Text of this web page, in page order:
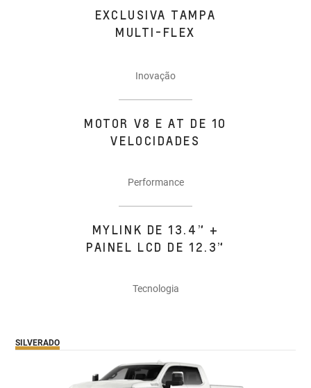
EXCLUSIVA TAMPA
MULTI-FLEX
Inovação
MOTOR V8 E AT DE 10
VELOCIDADES
Performance
MYLINK DE 13.4” +
PAINEL LCD DE 12.3”
Tecnologia
SILVERADO